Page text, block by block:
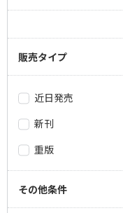
販売タイプ
近日発売
新刊
重版
その他条件